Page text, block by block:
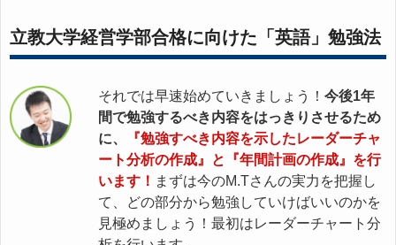
立教大学経営学部合格に向けた「英語」勉強法
それでは早速始めていきましょう！ 今後1年
間で勉強するべき内容をはっきりさせるため
に、
『勉強すべき内容を示したレーダーチャ
ート分析の作成』と『年間計画の作成』を行
います！ まずは今のM.Tさんの実力を把握し
て、どの部分から勉強していけばいいのかを
見極めましょう！最初はレーダーチャート分